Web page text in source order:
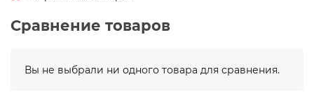
Сравнение товаров
Вы не выбрали ни одного товара для сравнения.